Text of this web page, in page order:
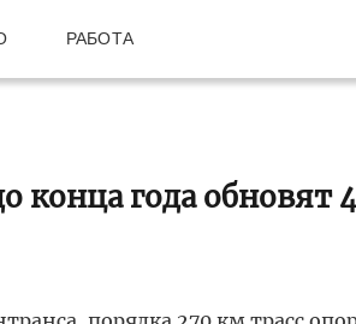
РАБОТА
конца года обновят